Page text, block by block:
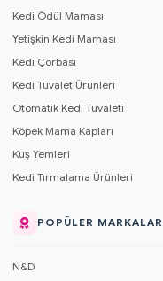
Kedi Ödül Maması
Yetişkin Kedi Maması
Kedi Çorbası
Kedi Tuvalet Ürünleri
Otomatik Kedi Tuvaleti
Köpek Mama Kapları
Kuş Yemleri
Kedi Tırmalama Ürünleri
POPÜLER MARKALAR
N&D